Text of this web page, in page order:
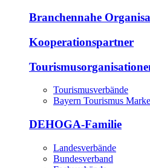
Branchennahe
Kooperationspartner
Tourismusverbände
Bayern Tourismus
DEHOGA-Familie
Landesverbände
Bundesverband